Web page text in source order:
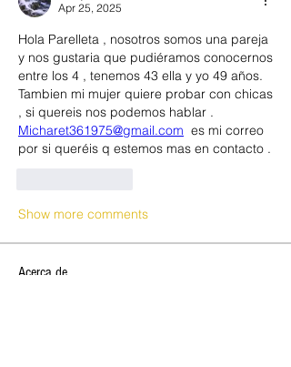
Apr 25, 2025
Hola Parelleta , nosotros somos una pareja
y nos gustaria que pudiéramos conocernos
entre los 4 , tenemos 43 ella y yo 49 años.
Tambien mi mujer quiere probar con chicas
, si quereis nos podemos hablar .
Micharet361975@gmail.com
  es mi correo
por si queréis q estemos mas en contacto .
Show more comments
Acerca de